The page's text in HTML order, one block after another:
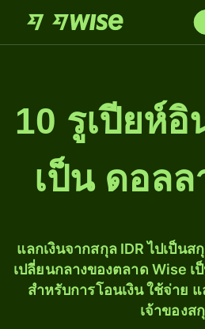
10 รูเปียห์อิ
เป็น ดอลล
แลกเงินจากสกุล IDR ไปเป็น
เปลี่ยนกลางของตลาด Wise เ
สำหรับการโอนเงิน ใช้จ่าย
เจ้าของส